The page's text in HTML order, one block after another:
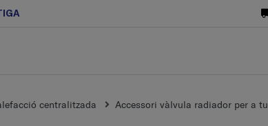
centralitzada Accessori vàlvula radiador per a